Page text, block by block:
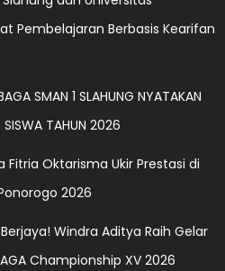
Pembelajaran Berbasis Kearifan
SMAN 1 SLAHUNG NYATAKAN
SISWA TAHUN 2026
Fitria Oktarisma Ukir Prestasi di
2026
Windra Aditya Raih Gelar
Championship XV 2026